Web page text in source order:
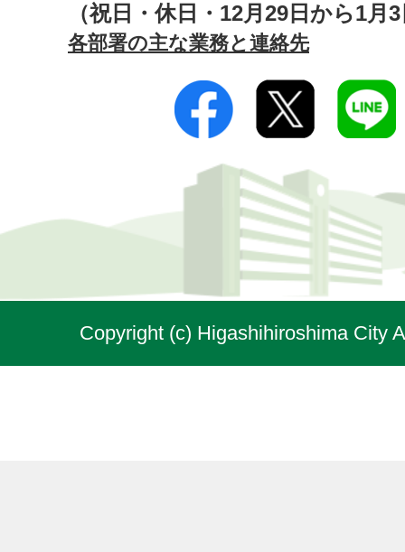
（祝日・休日・12月29日から1月
各部署の主な業務と連絡先
Copyright (c) Higashihiroshima City